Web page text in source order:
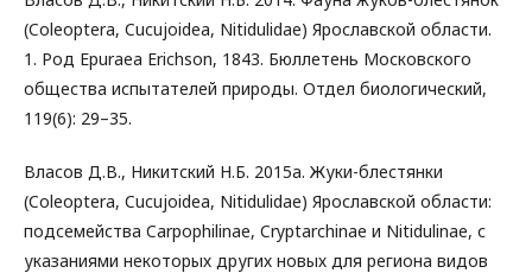
(Coleoptera, Cucujoidea, Nitidulidae) Ярославской области.
1. Род Epuraea Erichson, 1843. Бюллетень Московского
общества испытателей природы. Отдел биологический,
119(6): 29–35.
Власов Д.В., Никитский Н.Б. 2015а. Жуки-блестянки
(Coleoptera, Cucujoidea, Nitidulidae) Ярославской области:
подсемейства Carpophilinae, Cryptarchinae и Nitidulinae, с
указаниями некоторых других новых для региона видов